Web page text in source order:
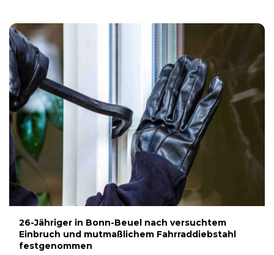
26-Jähriger in Bonn-Beuel nach versuchtem
Einbruch und mutmaßlichem Fahrraddiebstahl
festgenommen